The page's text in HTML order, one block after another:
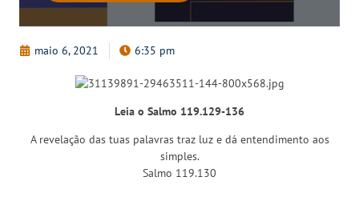
maio 6, 2021 6:35 pm
Leia o Salmo 119.129-136
A revelação das tuas palavras traz luz e dá entendimento aos
simples.
Salmo 119.130